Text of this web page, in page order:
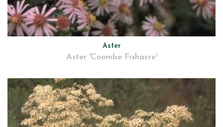
Aster
Aster 'Coombe Fishacre'